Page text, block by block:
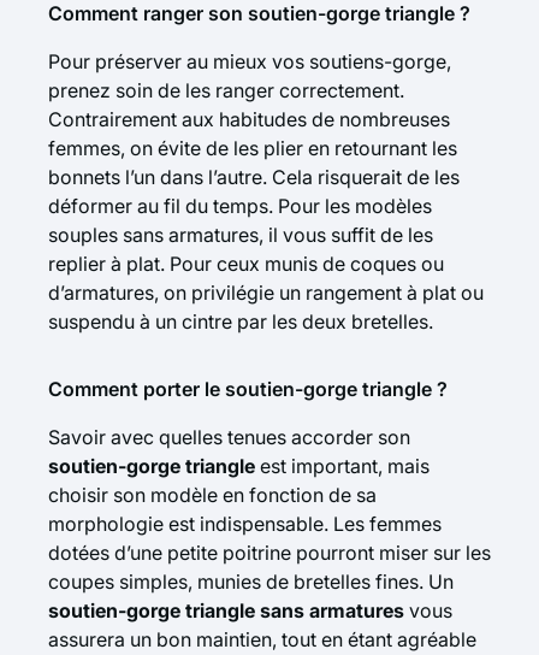
Comment ranger son soutien-gorge triangle ?
Pour préserver au mieux vos soutiens-gorge,
prenez soin de les ranger correctement.
Contrairement aux habitudes de nombreuses
femmes, on évite de les plier en retournant les
bonnets l’un dans l’autre. Cela risquerait de les
déformer au fil du temps. Pour les modèles
souples sans armatures, il vous suffit de les
replier à plat. Pour ceux munis de coques ou
d’armatures, on privilégie un rangement à plat ou
suspendu à un cintre par les deux bretelles.
Comment porter le soutien-gorge triangle ?
Savoir avec quelles tenues accorder son
soutien-gorge triangle est important, mais
choisir son modèle en fonction de sa
morphologie est indispensable. Les femmes
dotées d’une petite poitrine pourront miser sur les
coupes simples, munies de bretelles fines. Un
soutien-gorge triangle sans armatures vous
assurera un bon maintien, tout en étant agréable